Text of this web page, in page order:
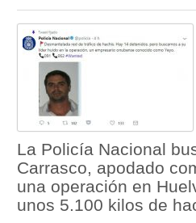
La Policía Nacional
Carrasco, apodado
una operación en
unos 5.100 kilos de